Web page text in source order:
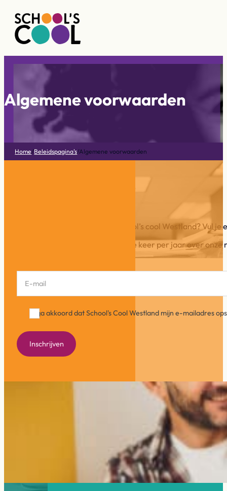
Algemene voorwaarden
Home/Beleidspagina's/Algemene voorwaarden
Wil je op de hoogte blijven van School’s cool Westland? Vul
In onze Info-flits schrijven wij ca. drie keer per jaar over
Ik ga akkoord dat School's Cool Westland mijn e-mailadres
Inschrijven